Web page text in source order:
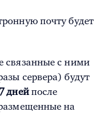
почту будет
связанные с ними
сервера) будут
7 днейпосле
на